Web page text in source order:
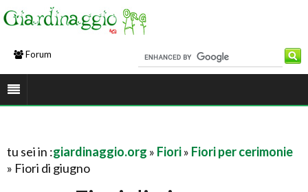
Forum
tu sei in :giardinaggio.org » Fiori» Fiori per cerimonie
» Fiori di giugno